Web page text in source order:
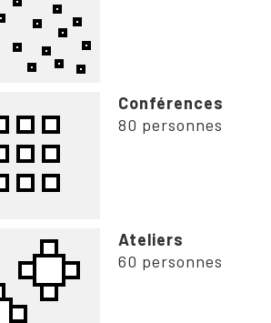
Conférences
80 personnes
Ateliers
60 personnes